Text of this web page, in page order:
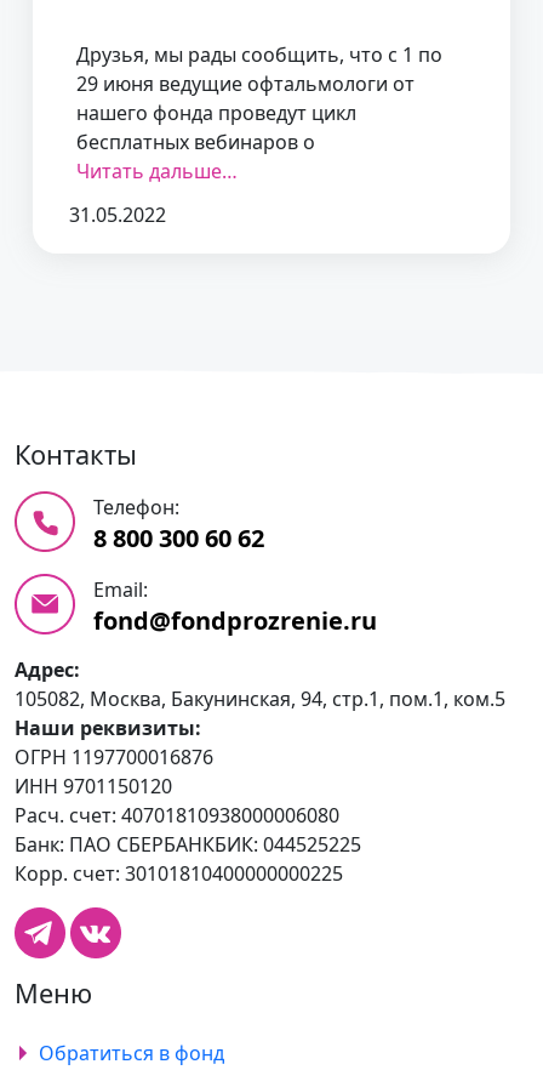
Друзья, мы рады сообщить, что с 1 по
29 июня ведущие офтальмологи от
нашего фонда проведут цикл
бесплатных вебинаров о
Читать дальше…
31.05.2022
Контакты
Телефон:
8 800 300 60 62
Email:
fond@fondprozrenie.ru
Адрес:
105082, Москва, Бакунинская, 94, стр.1, пом.1, ком.5
Наши реквизиты:
ОГРН 1197700016876
ИНН 9701150120
Расч. счет: 40701810938000006080
Банк: ПАО СБЕРБАНКБИК: 044525225
Корр. счет: 30101810400000000225
Меню
Обратиться в фонд